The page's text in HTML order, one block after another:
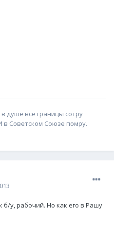
душе все границы сотру
в Советском Союзе помру.
б/у, рабочий. Но как его в Рашу